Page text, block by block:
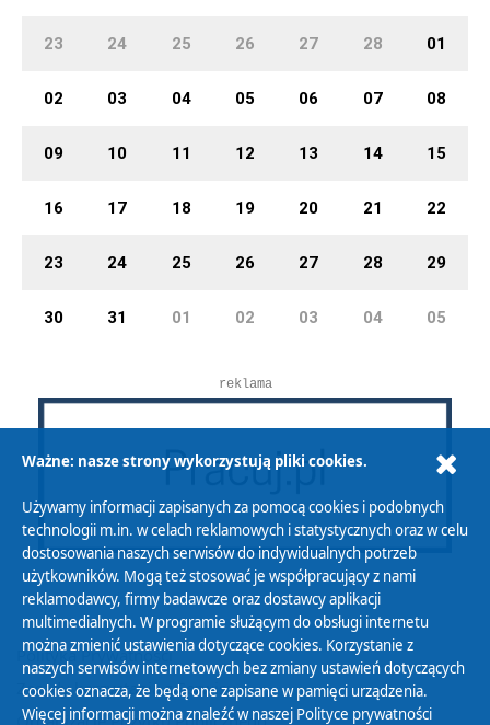
23 24 25 26 27 28 01
02 03 04 05 06 07 08
09 10 11 12 13 14 15
16 17 18 19 20 21 22
23 24 25 26 27 28 29
30 31 01 02 03 04 05
reklama
Polityka Prywatności
Zasady korzystania z Serwisu
Organizacje Pożytku Publicznego
Ważne: nasze strony wykorzystują pliki cookies.
Używamy informacji zapisanych za pomocą cookies i podobnych
technologii m.in. w celach reklamowych i statystycznych oraz w celu
dostosowania naszych serwisów do indywidualnych potrzeb
użytkowników. Mogą też stosować je współpracujący z nami
reklamodawcy, firmy badawcze oraz dostawcy aplikacji
multimedialnych. W programie służącym do obsługi internetu
można zmienić ustawienia dotyczące cookies. Korzystanie z
naszych serwisów internetowych bez zmiany ustawień dotyczących
cookies oznacza, że będą one zapisane w pamięci urządzenia.
Więcej informacji można znaleźć w naszej Polityce prywatności